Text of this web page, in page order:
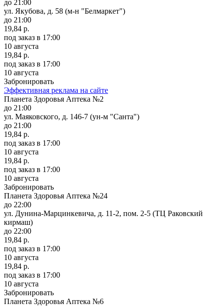
до 21:00
ул. Якубова, д. 58 (м-н "Белмаркет")
до 21:00
19,84 р.
под заказ в 17:00
10 августа
19,84 р.
под заказ в 17:00
10 августа
Забронировать
Эффективная реклама на сайте
Планета Здоровья Аптека №2
до 21:00
ул. Маяковского, д. 146-7 (ун-м "Санта")
до 21:00
19,84 р.
под заказ в 17:00
10 августа
19,84 р.
под заказ в 17:00
10 августа
Забронировать
Планета Здоровья Аптека №24
до 22:00
ул. Дунина-Марцинкевича, д. 11-2, пом. 2-5 (ТЦ Раковский
кирмаш)
до 22:00
19,84 р.
под заказ в 17:00
10 августа
19,84 р.
под заказ в 17:00
10 августа
Забронировать
Планета Здоровья Аптека №6